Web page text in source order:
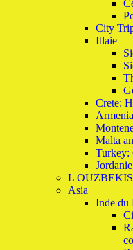
City
Itlaie
Crete:
Armenia
Malta
Turkey:
L
Asia
Inde du